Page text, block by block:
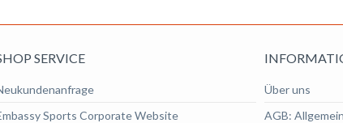
SERVICE
Sports Corporate Website
Über uns
AGB: